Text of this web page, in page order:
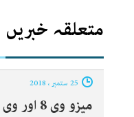
متعلقہ خبریں
میزو وی 8 اور وی 8 پرو لانچ‎